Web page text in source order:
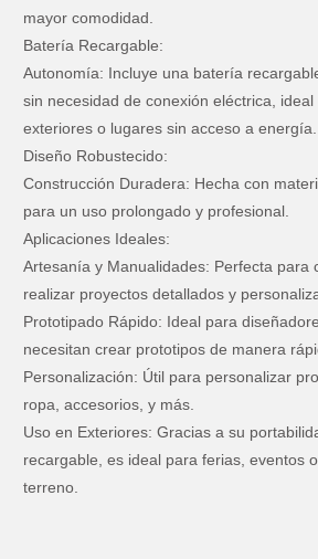
mayor comodidad.
Batería Recargable:
Autonomía: Incluye una batería
sin necesidad de conexión eléctrica,
exteriores o lugares sin acceso a energía.
Diseño Robustecido:
Construcción Duradera: Hecha con
para un uso prolongado y profesional.
Aplicaciones Ideales:
Artesanía y Manualidades: Perfecta para
realizar proyectos detallados y
Prototipado Rápido: Ideal para
necesitan crear prototipos de manera
Personalización: Útil para personalizar
ropa, accesorios, y más.
Uso en Exteriores: Gracias a su
recargable, es ideal para ferias, eventos
terreno.